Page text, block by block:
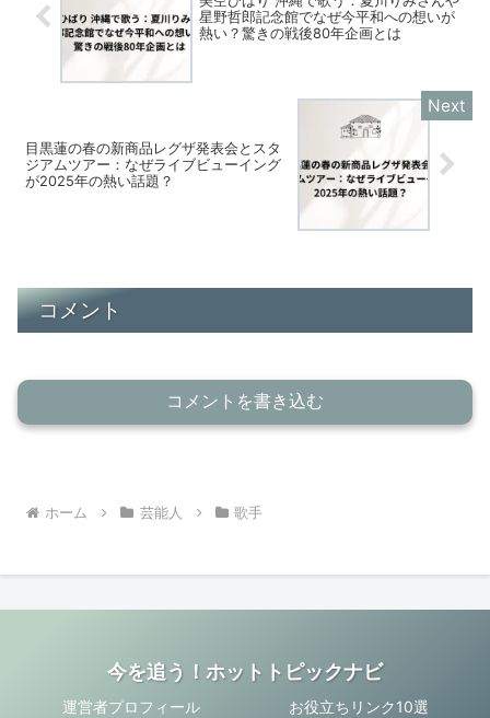
星野哲郎記念館でなぜ今平和への想いが
熱い？驚きの戦後80年企画とは
目黒蓮の春の新商品レグザ発表会とスタ
ジアムツアー：なぜライブビューイング
が2025年の熱い話題？
コメント
コメントを書き込む
ホーム 芸能人 歌手
今を追う！ホットトピックナビ
運営者プロフィール
お役立ちリンク10選